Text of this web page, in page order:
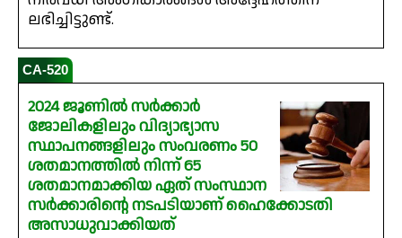
ലഭിച്ചിട്ടുണ്ട്.
CA-520
2024 ജൂണിൽ സർക്കാർ
ജോലികളിലും വിദ്യാഭ്യാസ
സ്ഥാപനങ്ങളിലും സംവരണം 50
ശതമാനത്തിൽ നിന്ന് 65
ശതമാനമാക്കിയ ഏത് സംസ്ഥാന
സർക്കാരിന്റെ നടപടിയാണ് ഹൈക്കോടതി
അസാധുവാക്കിയത്